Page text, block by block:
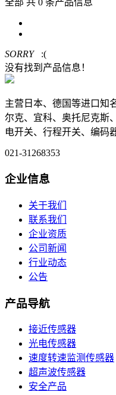
全部 共 0 条产品信息
SORRY
:(
没有找到产品信息！
主营日本、德国等进口知
尔克、宜科、奥托尼克斯
电开关、行程开关、编码
021-31268353
企业信息
关于我们
联系我们
企业资质
公司新闻
行业动态
公告
产品导航
接近传感器
光电传感器
速度转速监测传感器
超声波传感器
安全产品